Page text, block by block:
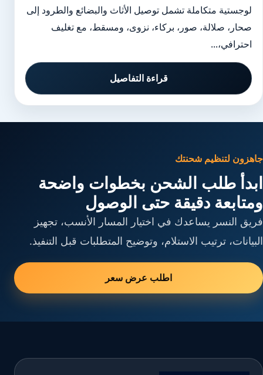
لوجستية متكاملة تشمل توصيل الأثاث والبضائع والطرود إلى
صحار، صلالة، صور، بركاء، نزوى، ومسقط، مع تغليف
احترافي،...
قراءة التفاصيل
جاهزون لتنظيم شحنتك
ابدأ طلب الشحن بخطوات واضحة
ومتابعة دقيقة حتى الوصول
فريق النسر يساعدك في اختيار المسار الأنسب، تجهيز
البيانات، ترتيب الاستلام، وتوضيح المتطلبات قبل التنفيذ.
اطلب عرض سعر